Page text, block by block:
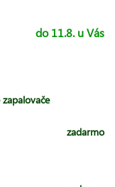
do 11.8. u Vás
zadarmo